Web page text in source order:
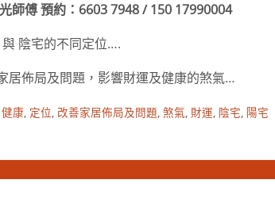
師傅 預約：6603 7948 / 150 17990004
陰宅的不同定位….
居佈局及問題，影響財運及健康的煞氣…
健康, 定位, 改善家居佈局及問題, 煞氣, 財運, 陰宅, 陽宅